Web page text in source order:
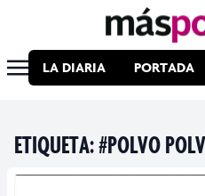
LA DIARIA PORTADA
ETIQUETA:#POLVO